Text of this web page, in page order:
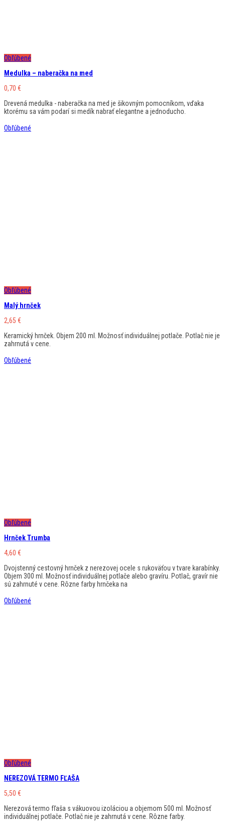
Obľúbené
Medulka – naberačka na med
0,70 €
Drevená medulka - naberačka na med je šikovným pomocníkom, vďaka
ktorému sa vám podarí si medík nabrať elegantne a jednoducho.
Obľúbené
Obľúbené
Malý hrnček
2,65 €
Keramický hrnček. Objem 200 ml. Možnosť individuálnej potlače. Potlač nie je
zahrnutá v cene.
Obľúbené
Obľúbené
Hrnček Trumba
4,60 €
Dvojstenný cestovný hrnček z nerezovej ocele s rukoväťou v tvare karabínky.
Objem 300 ml. Možnosť individuálnej potlače alebo gravíru. Potlač, gravír nie
sú zahrnuté v cene. Rôzne farby hrnčeka na
Obľúbené
Obľúbené
NEREZOVÁ TERMO FĽAŠA
5,50 €
Nerezová termo fľaša s vákuovou izoláciou a objemom 500 ml. Možnosť
individuálnej potlače. Potlač nie je zahrnutá v cene. Rôzne farby.